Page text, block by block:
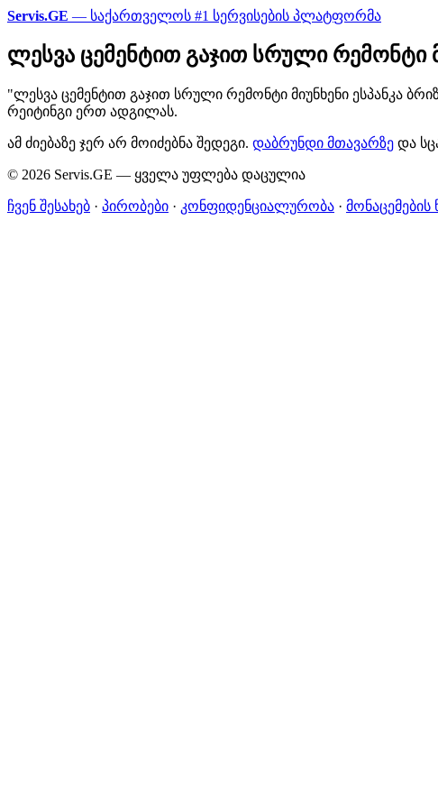
Servis.GE — საქართველოს #1 სერვისების პლატფორმა
ლესვა ცემენტით გაჯით სრული რემონტი
"ლესვა ცემენტით გაჯით სრული რემონტი მიუნხენი ესპანკა
რეიტინგი ერთ ადგილას.
ამ ძიებაზე ჯერ არ მოიძებნა შედეგი. დაბრუნდი მთავარზე და
© 2026 Servis.GE — ყველა უფლება დაცულია
ჩვენ შესახებ · პირობები · კონფიდენციალურობა · მონაცემების